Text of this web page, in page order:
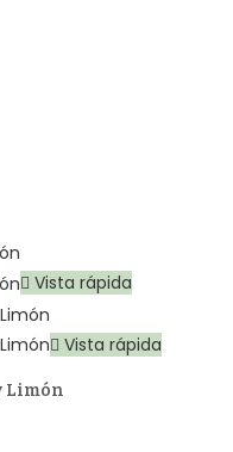
Vista rápida
Vista rápida
Limón